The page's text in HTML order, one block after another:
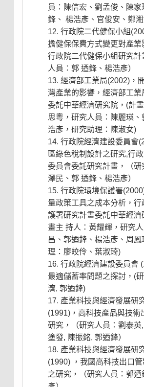
員：陳信宏、劉孟俊、陳家
鋒、 楊浩彥、官俊安、鄭
行政院二代健保小組
擔健保保費方式變更對產業
行政院二代健保小組研究計
人員：郭 迺鋒、楊浩彥）
經濟部工業局(2002)，
灣產業的影響，經濟部工業
委託中華經濟研究院，(計
思粵，研究人員：陳麗瑛、
浩彥，研究助理：陳淑女)
行政院經濟建設委員會
區綠色稅制設計之研究,行
委員會委託研究計畫，（研
澤民、郭 迺鋒、楊浩彥）
行政院環境保護署
量政策工具之成本分析，行
護署研究計畫委託中華經濟
畫主 持人：黃耀輝，研究
昌、郭迺鋒、楊浩彥、周鳳
理：廖皎伶、葉淑琦)
行政院經濟建設委員會
最適儲蓄率問題之探討，(
濟, 郭迺鋒)
產業科技與經濟發展研
(1991)，高科技產品與技術
研究，（研究人員：劉泰英
塗發, 陳振銘, 郭迺鋒）
產業科技與經濟發展研
(1990) ，我國高科技出口
之研究，（研究人員：郭迺